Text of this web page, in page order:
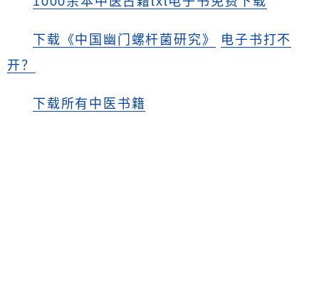
下载《中国幽门螺杆菌研究》
电子书打不
开？
下载所有中医书籍